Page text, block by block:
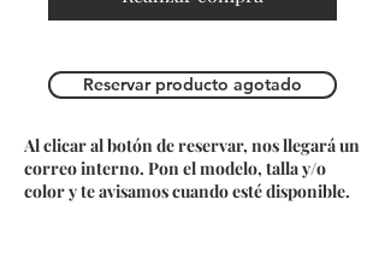
Reservar producto agotado
Al clicar al botón de reservar, nos llegará un
correo interno. Pon el modelo, talla y/o
color y te avisamos cuando esté disponible.